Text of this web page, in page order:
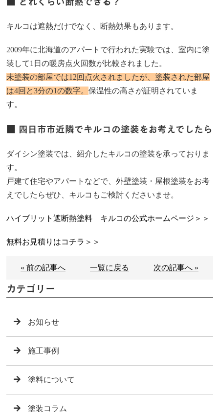
キルコは遮熱だけでなく、断熱効果もあります。
2009年に北海道のアパートで行われた実験では、室内に塗
装して1日の暖房点火回数が比較されました。
未塗装の部屋では12回点火されましたが、塗装された部屋
は4回と3分の1の数字。 保温性の高さが証明されていま
す。
■ 四日市市近隣でキルコの塗装をお考えでしたら
ダイシン塗装では、紹介したキルコの塗装を承っておりま
す。
戸建て住宅やアパートなどで、外壁塗装・屋根塗装をお考
えでしたらぜひ、キルコもご検討くださいませ。
ハイブリット遮断熱塗料 キルコの公式ホームページ＞＞
無料お見積りはコチラ＞＞
« 前の記事へ 一覧に戻る 次の記事へ »
カテゴリー
お知らせ
施工事例
塗料について
塗装コラム